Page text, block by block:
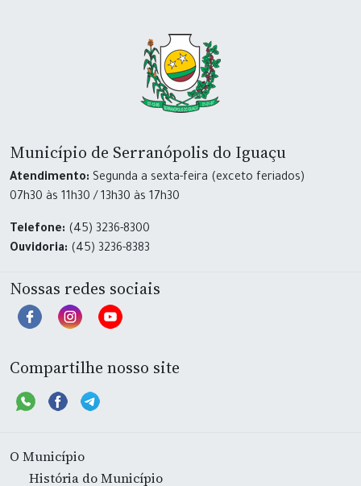
Município de Serranópolis do Iguaçu
Atendimento: Segunda a sexta-feira (exceto feriados)
07h30 às 11h30 / 13h30 às 17h30
Telefone: (45) 3236-8300
Ouvidoria: (45) 3236-8383
Nossas redes sociais
Compartilhe nosso site
O Município
História do Município